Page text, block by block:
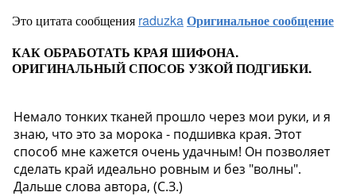
Это цитата сообщения raduzkaОригинальное сообщение
КАК ОБРАБОТАТЬ КРАЯ ШИФОНА.
ОРИГИНАЛЬНЫЙ СПОСОБ УЗКОЙ ПОДГИБКИ.
Немало тонких тканей прошло через мои руки, и я
знаю, что это за морока - подшивка края. Этот
способ мне кажется очень удачным! Он позволяет
сделать край идеально ровным и без "волны".
Дальше слова автора, (С.З.)